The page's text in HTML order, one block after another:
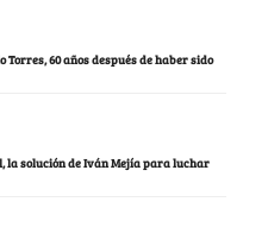
60 años después de haber sido
solución de Iván Mejía para luchar